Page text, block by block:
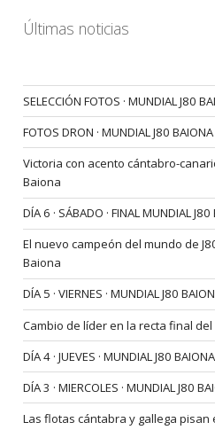
Últimas noticias
SELECCIÓN FOTOS · MUNDIAL J80
FOTOS DRON · MUNDIAL J80
Victoria con acento cántabro-
Baiona
DÍA 6 · SÁBADO · FINAL MUNDIAL
El nuevo campeón del mundo de
Baiona
DÍA 5 · VIERNES · MUNDIAL J80
Cambio de líder en la recta final
DÍA 4 · JUEVES · MUNDIAL J80
DÍA 3 · MIERCOLES · MUNDIAL J80
Las flotas cántabra y gallega